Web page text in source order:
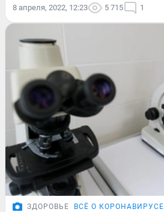
8 апреля, 2022, 12:23 5 715 1
ЗДОРОВЬЕ ВСЁ О КОРОНАВИРУСЕ